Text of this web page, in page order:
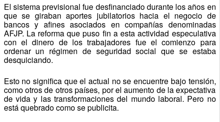
El sistema previsional fue desfinanciado durante los años en
que se giraban aportes jubilatorios hacia el negocio de
bancos y afines asociados en compañías denominadas
AFJP. La reforma que puso fin a esta actividad especulativa
con el dinero de los trabajadores fue el comienzo para
ordenar un régimen de seguridad social que se estaba
desquiciando.
Esto no significa que el actual no se encuentre bajo tensión,
como otros de otros países, por el aumento de la expectativa
de vida y las transformaciones del mundo laboral. Pero no
está quebrado como se publicita.